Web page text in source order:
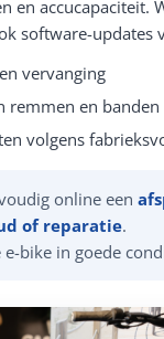
en accucapaciteit.
software-updates
vervanging
remmen en banden
volgens
online een
of reparatie.
bike in goede